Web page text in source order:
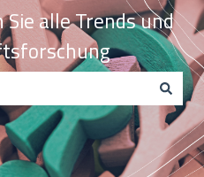
Sie alle Trends und
das Suchfeld leer ist.